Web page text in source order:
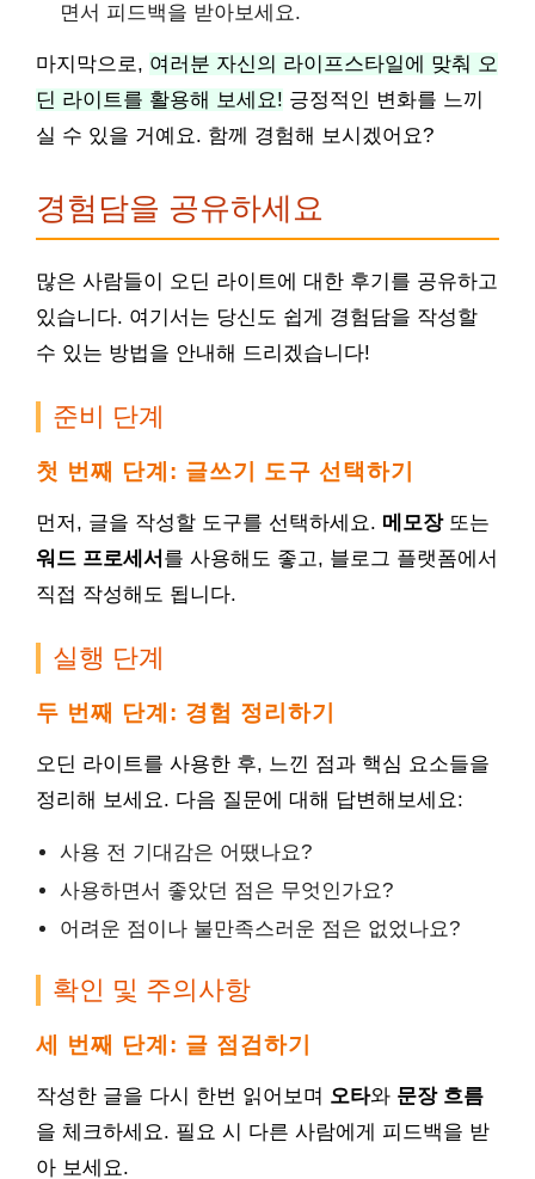
면서 피드백을 받아보세요.
마지막으로, 여러분 자신의 라이프스타일에 맞춰 오
딘 라이트를 활용해 보세요! 긍정적인 변화를 느끼
실 수 있을 거예요. 함께 경험해 보시겠어요?
경험담을 공유하세요
많은 사람들이 오딘 라이트에 대한 후기를 공유하고
있습니다. 여기서는 당신도 쉽게 경험담을 작성할
수 있는 방법을 안내해 드리겠습니다!
준비 단계
첫 번째 단계: 글쓰기 도구 선택하기
먼저, 글을 작성할 도구를 선택하세요. 메모장또는
워드 프로세서 를 사용해도 좋고, 블로그 플랫폼에서
직접 작성해도 됩니다.
실행 단계
두 번째 단계: 경험 정리하기
오딘 라이트를 사용한 후, 느낀 점과 핵심 요소들을
정리해 보세요. 다음 질문에 대해 답변해보세요:
사용 전 기대감은 어땠나요?
사용하면서 좋았던 점은 무엇인가요?
어려운 점이나 불만족스러운 점은 없었나요?
확인 및 주의사항
세 번째 단계: 글 점검하기
작성한 글을 다시 한번 읽어보며 오타와 문장 흐름
을 체크하세요. 필요 시 다른 사람에게 피드백을 받
아 보세요.